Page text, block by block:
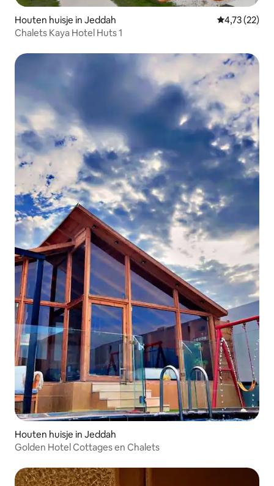
Houten huisje in Jeddah Gemiddelde
4,73 (22)
Chalets Kaya Hotel Huts 1
Houten huisje in Jeddah
Golden Hotel Cottages en Chalets